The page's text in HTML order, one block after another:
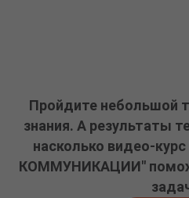
Пройдите небольшой
знания. А результаты
насколько видео-
КОММУНИКАЦИИ"